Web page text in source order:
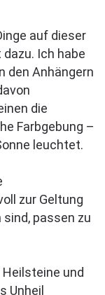
auf dieser
Ich habe
den Anhängern
die
Farbgebung –
leuchtet.
zur Geltung
passen zu
und
Unheil